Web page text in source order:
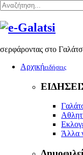
σερφάροντας στο
Αρχικήειδήσεις
Άλλα